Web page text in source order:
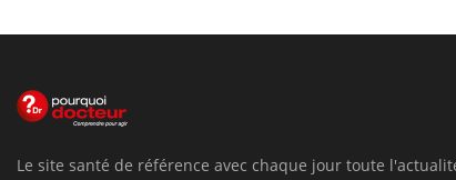
Le site santé de référence avec chaque jour toute